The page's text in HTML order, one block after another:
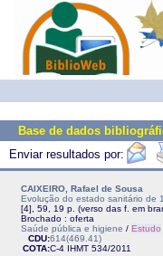
Base de dados
Enviar resultados por:
CAIXEIRO, Rafael de Sousa
Evolução do estado sanitário de
[4], 59, 19 p. (verso das f. em
Brochado : oferta
Saúde pública e higiene / Estudo
CDU:614(469.41)
COTA:C-4 IHMT 534/2011